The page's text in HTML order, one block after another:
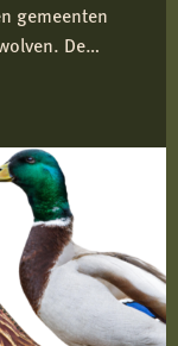
gemeenten
De
en wolf te